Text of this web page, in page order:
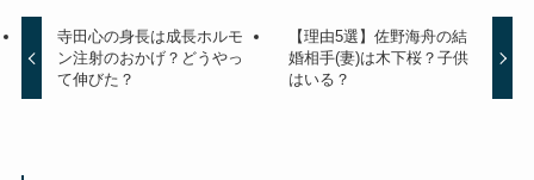
寺田心の身長は成長ホルモ
ン注射のおかげ？どうやっ
て伸びた？
【理由5選】佐野海舟の結
婚相手(妻)は木下桜？子供
はいる？